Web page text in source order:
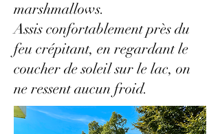
marshmallows.
Assis confortablement près du
feu crépitant, en regardant le
coucher de soleil sur le lac, on
ne ressent aucun froid.